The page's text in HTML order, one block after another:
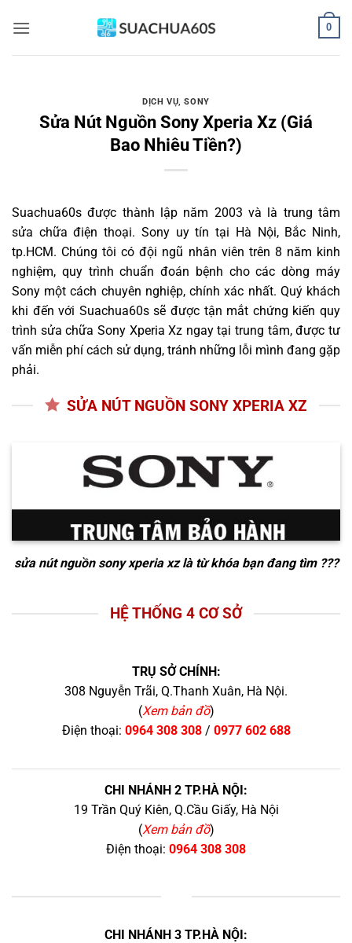
qua
0
DỊCH VỤ,SONY
Sửa Nút Nguồn Sony Xperia Xz (Giá
Bao Nhiêu Tiền?)
Suachua60s được thành lập năm 2003 và là trung tâm
sửa chữa điện thoại. Sony uy tín tại Hà Nội, Bắc Ninh,
tp.HCM. Chúng tôi có đội ngũ nhân viên trên 8 năm kinh
nghiệm, quy trình chuẩn đoán bệnh cho các dòng máy
Sony một cách chuyên nghiệp, chính xác nhất. Quý khách
khi đến với Suachua60s sẽ được tận mắt chứng kiến quy
trình sửa chữa Sony Xperia Xz ngay tại trung tâm, được tư
vấn miễn phí cách sử dụng, tránh những lỗi mình đang gặp
phải.
SỬA NÚT NGUỒN SONY XPERIA XZ
sửa nút nguồn sony xperia xzlà từ khóa bạn đang tìm ???
HỆ THỐNG 4 CƠ SỞ
TRỤ SỞ CHÍNH:
308 Nguyễn Trãi, Q.Thanh Xuân, Hà Nội.
(Xem bản đồ)
Điện thoại: 0964 308 308/ 0977 602 688
CHI NHÁNH 2 TP.HÀ NỘI:
19 Trần Quý Kiên, Q.Cầu Giấy, Hà Nội
(Xem bản đồ)
Điện thoại: 0964 308 308
CHI NHÁNH 3 TP.HÀ NỘI: